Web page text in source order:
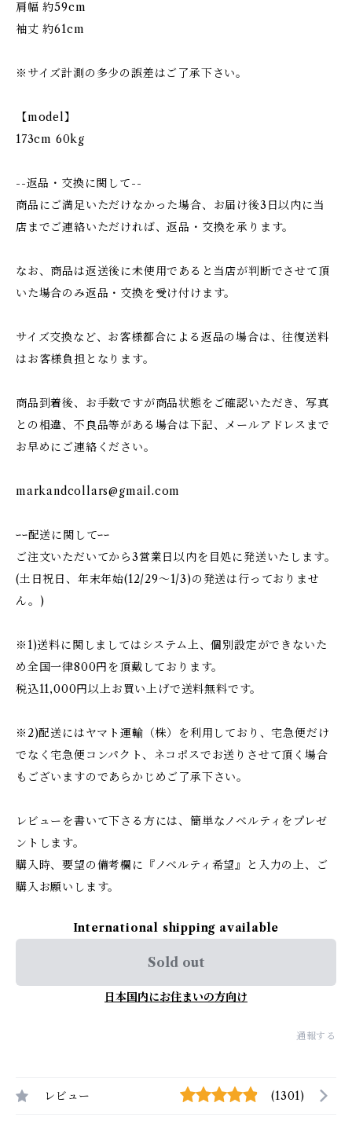
肩幅 約59cm
袖丈 約61cm
※サイズ計測の多少の誤差はご了承下さい。
【model】
173cm 60kg
--返品・交換に関して--
商品にご満足いただけなかった場合、お届け後3日以内に当
店までご連絡いただければ、返品・交換を承ります。
なお、商品は返送後に未使用であると当店が判断でさせて頂
いた場合のみ返品・交換を受け付けます。
サイズ交換など、お客様都合による返品の場合は、往復送料
はお客様負担となります。
商品到着後、お手数ですが商品状態をご確認いただき、写真
との相違、不良品等がある場合は下記、メールアドレスまで
お早めにご連絡ください。
markandcollars@gmail.com
ｰｰ配送に関してｰｰ
ご注文いただいてから3営業日以内を目処に発送いたします。
(土日祝日、年末年始(12/29〜1/3)の発送は行っておりませ
ん。)
※1)送料に関しましてはシステム上、個別設定ができないた
め全国一律800円を頂戴しております。
税込11,000円以上お買い上げで送料無料です。
※2)配送にはヤマト運輸（株）を利用しており、宅急便だけ
でなく宅急便コンパクト、ネコポスでお送りさせて頂く場合
もございますのであらかじめご了承下さい。
レビューを書いて下さる方には、簡単なノベルティをプレゼ
ントします。
購入時、要望の備考欄に『ノベルティ希望』と入力の上、ご
購入お願いします。
International shipping available
Sold out
日本国内にお住まいの方向け
通報する
レビュー (1301)